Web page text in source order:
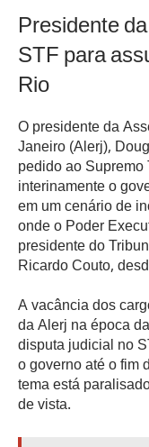
Presidente
STF para
Rio
O presidente da
Janeiro (Alerj),
pedido ao
interinamente o
em um cenário de
onde o Poder
presidente do
Ricardo Couto,
A vacância dos
da Alerj na época
disputa judicial no
o governo até o fim
tema está
de vista.